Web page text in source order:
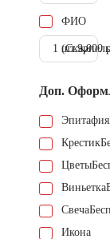
ФИО
1 шт.9.000
Доп.
Эпитафия
Крестик
Цветы
Виньетка
Свеча
Икона